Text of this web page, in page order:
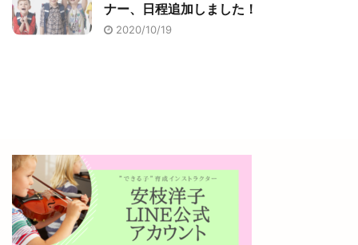
ナー、日程追加しました！
2020/10/19